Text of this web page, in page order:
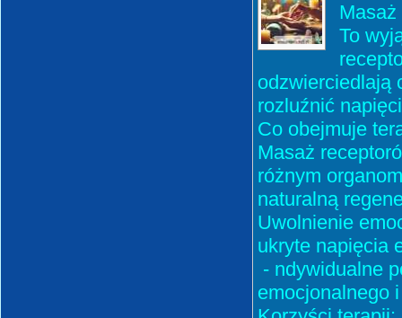
Masaż
To
odzwierciedlają
rozluźnić
Co obejmuje
Masaż
różnym
naturalną
Uwolnienie
ukryte napięcia
- ndywidualne
emocjonalnego